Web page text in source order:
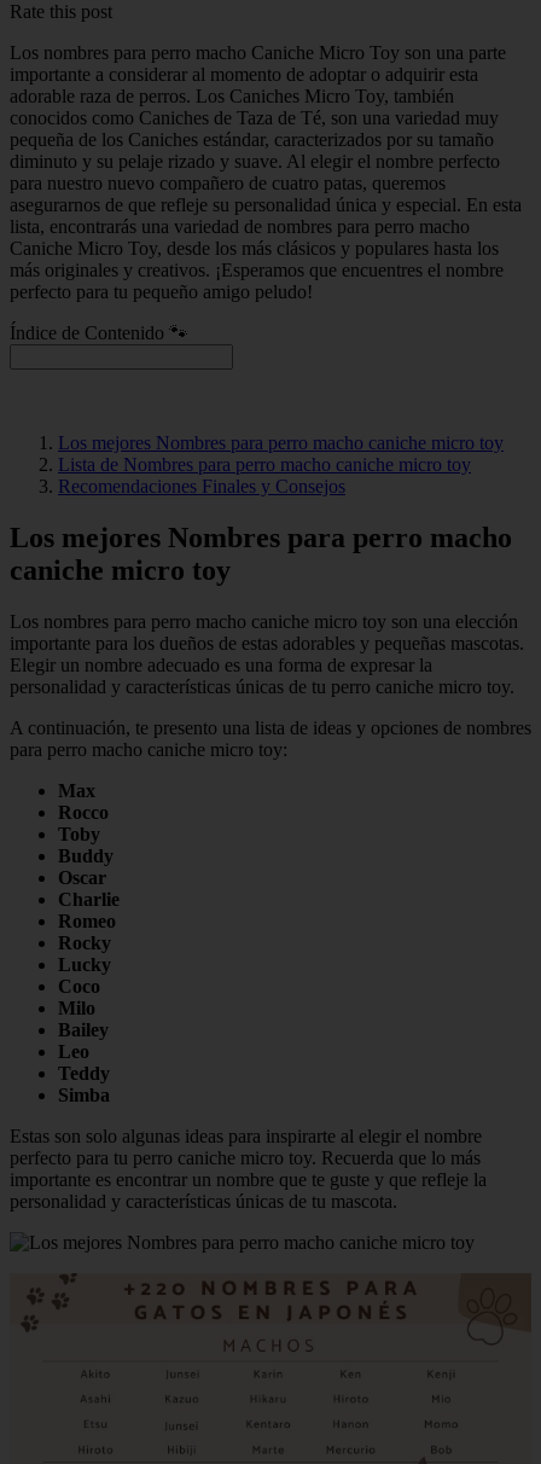
Rate this post
Los nombres para perro macho Caniche Micro Toy son una parte
importante a considerar al momento de adoptar o adquirir esta
adorable raza de perros. Los Caniches Micro Toy, también
conocidos como Caniches de Taza de Té, son una variedad muy
pequeña de los Caniches estándar, caracterizados por su tamaño
diminuto y su pelaje rizado y suave. Al elegir el nombre perfecto
para nuestro nuevo compañero de cuatro patas, queremos
asegurarnos de que refleje su personalidad única y especial. En esta
lista, encontrarás una variedad de nombres para perro macho
Caniche Micro Toy, desde los más clásicos y populares hasta los
más originales y creativos. ¡Esperamos que encuentres el nombre
perfecto para tu pequeño amigo peludo!
Índice de Contenido 🐾
Los mejores Nombres para perro macho caniche micro toy
Lista de Nombres para perro macho caniche micro toy
Recomendaciones Finales y Consejos
Los mejores Nombres para perro macho
caniche micro toy
Los nombres para perro macho caniche micro toy son una elección
importante para los dueños de estas adorables y pequeñas mascotas.
Elegir un nombre adecuado es una forma de expresar la
personalidad y características únicas de tu perro caniche micro toy.
A continuación, te presento una lista de ideas y opciones de nombres
para perro macho caniche micro toy:
Max
Rocco
Toby
Buddy
Oscar
Charlie
Romeo
Rocky
Lucky
Coco
Milo
Bailey
Leo
Teddy
Simba
Estas son solo algunas ideas para inspirarte al elegir el nombre
perfecto para tu perro caniche micro toy. Recuerda que lo más
importante es encontrar un nombre que te guste y que refleje la
personalidad y características únicas de tu mascota.